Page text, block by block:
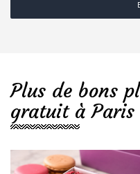
Plus de bons
gratuit à Paris